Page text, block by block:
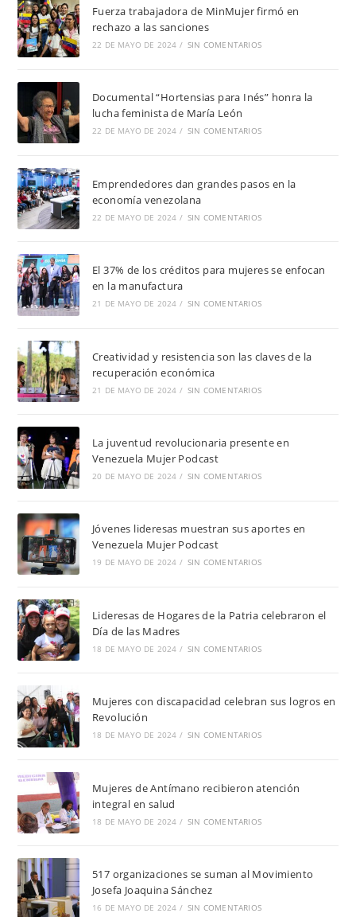
Fuerza trabajadora de MinMujer firmó en
rechazo a las sanciones
22 DE MAYO DE 2024 / SIN COMENTARIOS
Documental “Hortensias para Inés” honra la
lucha feminista de María León
22 DE MAYO DE 2024 / SIN COMENTARIOS
Emprendedores dan grandes pasos en la
economía venezolana
22 DE MAYO DE 2024 / SIN COMENTARIOS
El 37% de los créditos para mujeres se enfocan
en la manufactura
21 DE MAYO DE 2024 / SIN COMENTARIOS
Creatividad y resistencia son las claves de la
recuperación económica
21 DE MAYO DE 2024 / SIN COMENTARIOS
La juventud revolucionaria presente en
Venezuela Mujer Podcast
20 DE MAYO DE 2024 / SIN COMENTARIOS
Jóvenes lideresas muestran sus aportes en
Venezuela Mujer Podcast
19 DE MAYO DE 2024 / SIN COMENTARIOS
Lideresas de Hogares de la Patria celebraron el
Día de las Madres
18 DE MAYO DE 2024 / SIN COMENTARIOS
Mujeres con discapacidad celebran sus logros en
Revolución
18 DE MAYO DE 2024 / SIN COMENTARIOS
Mujeres de Antímano recibieron atención
integral en salud
18 DE MAYO DE 2024 / SIN COMENTARIOS
517 organizaciones se suman al Movimiento
Josefa Joaquina Sánchez
16 DE MAYO DE 2024 / SIN COMENTARIOS